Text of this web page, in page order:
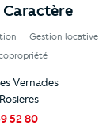
Caractère
Gestion locative
Vernades
52 80